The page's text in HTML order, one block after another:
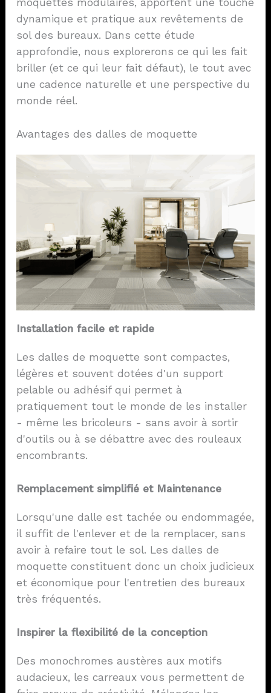
moquettes modulaires, apportent une touche
dynamique et pratique aux revêtements de
sol des bureaux. Dans cette étude
approfondie, nous explorerons ce qui les fait
briller (et ce qui leur fait défaut), le tout avec
une cadence naturelle et une perspective du
monde réel.
Avantages des dalles de moquette
Installation facile et rapide
Les dalles de moquette sont compactes,
légères et souvent dotées d'un support
pelable ou adhésif qui permet à
pratiquement tout le monde de les installer
- même les bricoleurs - sans avoir à sortir
d'outils ou à se débattre avec des rouleaux
encombrants.
Remplacement simplifié et Maintenance
Lorsqu'une dalle est tachée ou endommagée,
il suffit de l'enlever et de la remplacer, sans
avoir à refaire tout le sol. Les dalles de
moquette constituent donc un choix judicieux
et économique pour l'entretien des bureaux
très fréquentés.
Inspirer la flexibilité de la conception
Des monochromes austères aux motifs
audacieux, les carreaux vous permettent de